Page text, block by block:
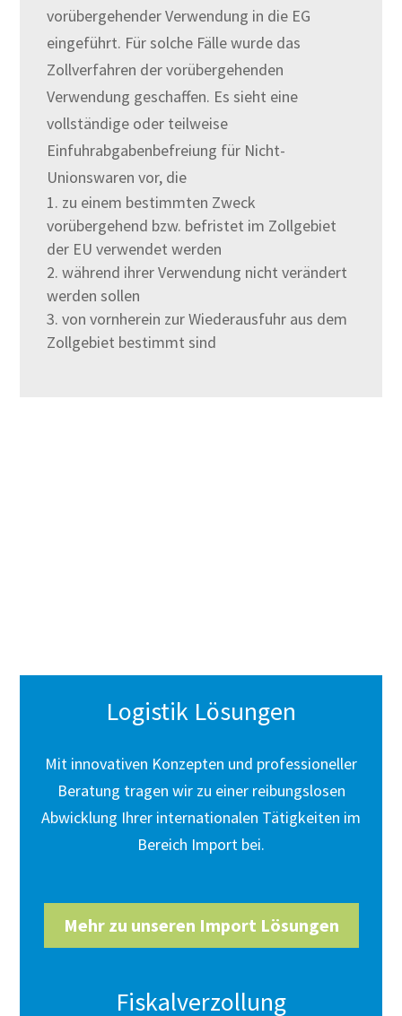
vorübergehender Verwendung in die EG
eingeführt. Für solche Fälle wurde das
Zollverfahren der vorübergehenden
Verwendung geschaffen. Es sieht eine
vollständige oder teilweise
Einfuhrabgabenbefreiung für Nicht-
Unionswaren vor, die
zu einem bestimmten Zweck
vorübergehend bzw. befristet im Zollgebiet
der EU verwendet werden
während ihrer Verwendung nicht verändert
werden sollen
von vornherein zur Wiederausfuhr aus dem
Zollgebiet bestimmt sind
Logistik Lösungen
Mit innovativen Konzepten und professioneller
Beratung tragen wir zu einer reibungslosen
Abwicklung Ihrer internationalen Tätigkeiten im
Bereich Import bei.
Mehr zu unseren Import Lösungen
Fiskalverzollung